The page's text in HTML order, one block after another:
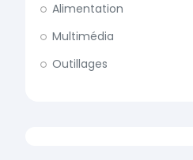
Alimentation
Multimédia
Outillages